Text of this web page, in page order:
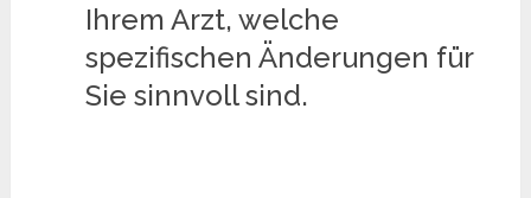
Ihrem Arzt, welche
spezifischen Änderungen für
Sie sinnvoll sind.